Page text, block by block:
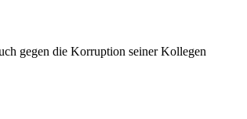
gegen die Korruption seiner Kollegen